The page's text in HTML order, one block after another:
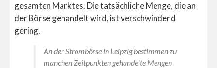
gesamten Marktes. Die tatsächliche Menge, die an
der Börse gehandelt wird, ist verschwindend
gering.
An der Strombörse in Leipzig bestimmen zu
manchen Zeitpunkten gehandelte Mengen